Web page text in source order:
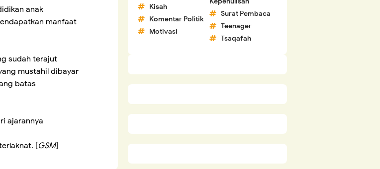
anak
manfaat
sudah terajut
mustahil dibayar
batas
ajarannya
[GSM]
Kisah
Komentar Politik
Motivasi
Surat Pembaca
Teenager
Tsaqafah